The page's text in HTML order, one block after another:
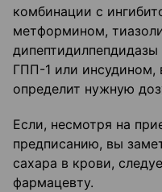
комбинации с
метформином,
дипептидилпепдидазы
ГПП-1 или инсудином,
определит нужную
Если, несмотря на
предписанию, вы
сахара в крови,
фармацевту.